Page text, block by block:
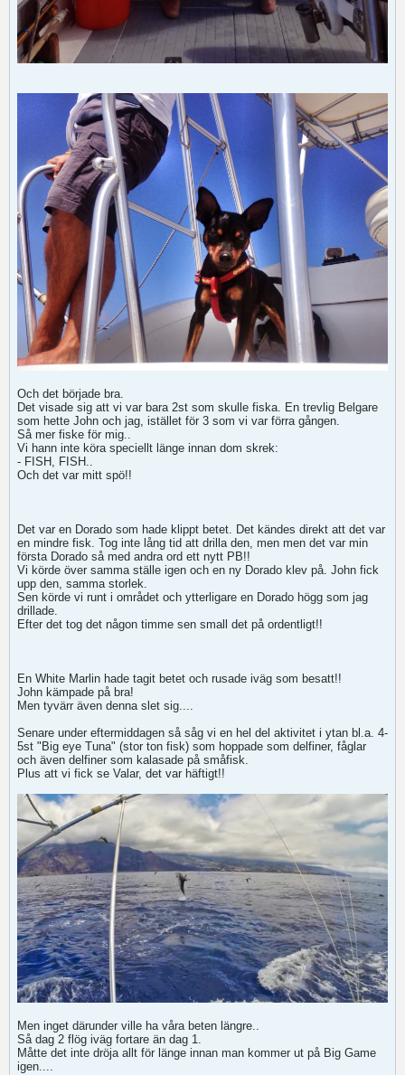
Och det började bra.
Det visade sig att vi var bara 2st som skulle fiska. En trevlig Belgare
som hette John och jag, istället för 3 som vi var förra gången.
Så mer fiske för mig..
Vi hann inte köra speciellt länge innan dom skrek:
- FISH, FISH..
Och det var mitt spö!!
Det var en Dorado som hade klippt betet. Det kändes direkt att det var
en mindre fisk. Tog inte lång tid att drilla den, men men det var min
första Dorado så med andra ord ett nytt PB!!
Vi körde över samma ställe igen och en ny Dorado klev på. John fick
upp den, samma storlek.
Sen körde vi runt i området och ytterligare en Dorado högg som jag
drillade.
Efter det tog det någon timme sen small det på ordentligt!!
En White Marlin hade tagit betet och rusade iväg som besatt!!
John kämpade på bra!
Men tyvärr även denna slet sig....
Senare under eftermiddagen så såg vi en hel del aktivitet i ytan bl.a. 4-
5st "Big eye Tuna" (stor ton fisk) som hoppade som delfiner, fåglar
och även delfiner som kalasade på småfisk.
Plus att vi fick se Valar, det var häftigt!!
Men inget därunder ville ha våra beten längre..
Så dag 2 flög iväg fortare än dag 1.
Måtte det inte dröja allt för länge innan man kommer ut på Big Game
igen....